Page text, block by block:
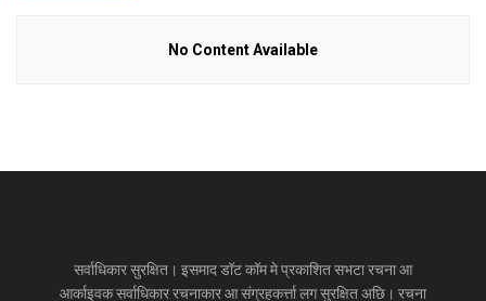
No Content Available
सर्वाधिकार सुरक्षित। इसमाद डॉट कॉम मे प्रकाशित सभटा रचना आ
आर्काइवक सर्वाधिकार रचनाकार आ संग्रहकर्त्ता लग सुरक्षित अछि। रचना